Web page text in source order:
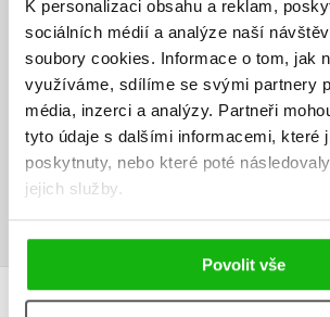
K personalizaci obsahu a reklam,
sociálních médií a analýze naší
soubory cookies. Informace o tom, jak
využíváme, sdílíme se svými partnery
média, inzerci a analýzy. Partneři
tyto údaje s dalšími informacemi, které
poskytnuty, nebo které poté
jejich služby.
Povolit vše
V současné době nejsou vytvořena žádná
Vaše hodnocení
Uživatelskou recenzi mohou vkládat pouze
Přihlásit
AUTOR KNIHY